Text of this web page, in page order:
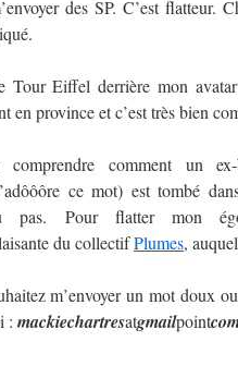
des SP. C’est flatteur.
Tour Eiffel derrière mon
en province et c’est très bien
comment un
ce mot) est tombé
Pour flatter mon
du collectifPlumes,
m’envoyer un mot doux
: mackiechartresatgmailpoint